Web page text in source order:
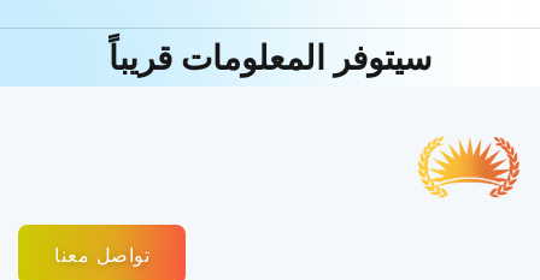
سيتوفر المعلومات قريباً
تواصل معنا